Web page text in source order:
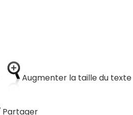
Augmenter la taille du texte
Partager